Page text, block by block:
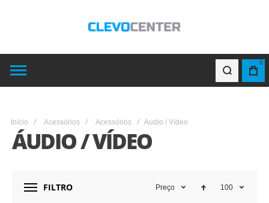
0
Início Acessórios Acessórios Audio / Vídeo
ÁUDIO / VÍDEO
FILTRO Preço 100